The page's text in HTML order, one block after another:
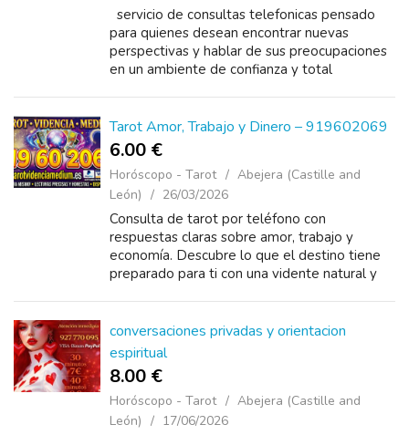
servicio de consultas telefonicas pensado
para quienes desean encontrar nuevas
perspectivas y hablar de sus preocupaciones
en un ambiente de confianza y total
Tarot Amor, Trabajo y Dinero – 919602069
6.00 €
Horóscopo - Tarot
Abejera (Castille and
León)
26/03/2026
Consulta de tarot por teléfono con
respuestas claras sobre amor, trabajo y
economía. Descubre lo que el destino tiene
preparado para ti con una vidente natural y
conversaciones privadas y orientacion
espiritual
8.00 €
Horóscopo - Tarot
Abejera (Castille and
León)
17/06/2026